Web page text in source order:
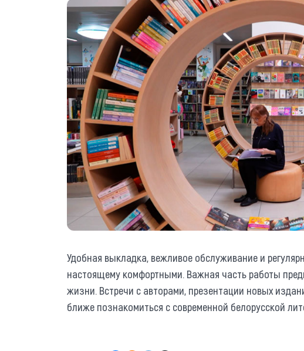
Удобная выкладка, вежливое обслуживание и
настоящему комфортными. Важная часть работы
жизни. Встречи с авторами, презентации новых
ближе познакомиться с современной белорусской